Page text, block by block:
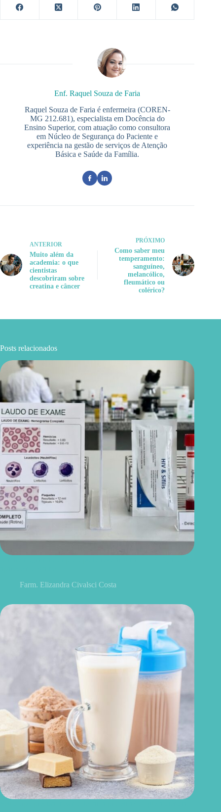
Enf. Raquel Souza de Faria
Raquel Souza de Faria é enfermeira (COREN-
MG 212.681), especialista em Docência do
Ensino Superior, com atuação como consultora
em Núcleo de Segurança do Paciente e
experiência na gestão de serviços de Atenção
Básica e Saúde da Família.
ANTERIOR
Muito além da
academia: o que
cientistas
descobriram sobre
creatina e câncer
PRÓXIMO
Como saber meu
temperamento:
sanguíneo,
melancólico,
fleumático ou
colérico?
Posts relacionados
Farm. Elizandra Civalsci Costa